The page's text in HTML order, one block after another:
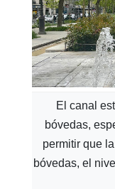
El canal
bóvedas,
permitir que
bóvedas, el